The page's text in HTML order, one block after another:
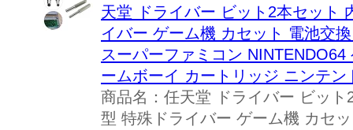
天堂 ドライバー ビット2本セット
イバー ゲーム機 カセット 電池交
スーパーファミコン
ームボーイ カートリッジ ニンテン
商品名：任天堂 ドライバー ビッ
型 特殊ドライバー ゲーム機 カセ